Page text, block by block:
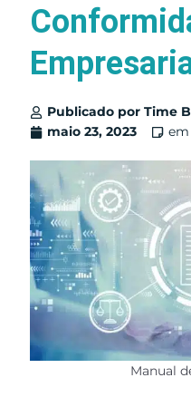
Publicado por Time
maio 23, 2023
em
Manual